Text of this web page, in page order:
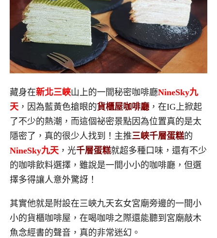
藏身在新北三峽山上的一間秘密咖啡廳NineSky九
天，因為藍黃色搶眼的貨櫃屋咖啡廳 ，在IG上掀起
了不少的熱潮，而這個祕密景點因為位置真的是太
隱密了，真的很少人找到！主推三峽千層蛋糕的
NineSky九天，光千層蛋糕就超多種口味，還有不少
的咖啡飲料選擇，雖說是一間小小的咖啡廳，但選
擇多得讓人意外驚訝！
其實他就是附設在三峽九天玄女宮廟旁邊的一間小
小的貨櫃咖啡屋，在喝咖啡之際還能聽到宮廟敲木
魚念經書的聲音，真的非常迷幻。